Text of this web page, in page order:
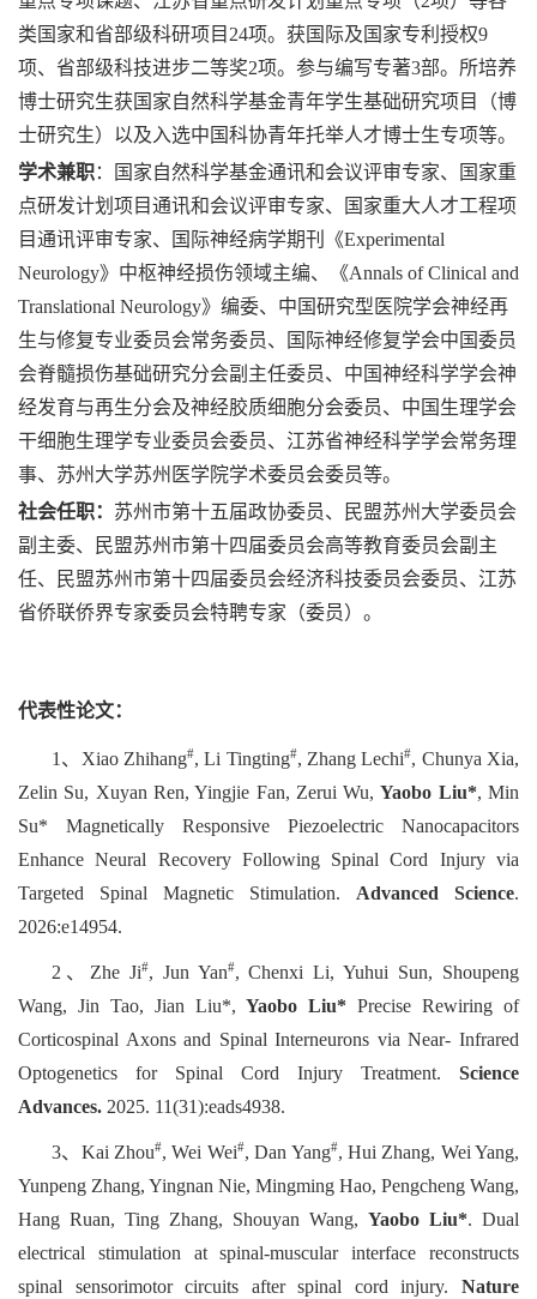
类国家和省部级科研项目24项。获国际及国家专利授权9
项、省部级科技进步二等奖2项。参与编写专著3部。所培养
博士研究生获国家自然科学基金青年学生基础研究项目（博
士研究生）以及入选中国科协青年托举人才博士生专项等。
学术兼职：国家自然科学基金通讯和会议评审专家、国家重
点研发计划项目通讯和会议评审专家、国家重大人才工程项
目通讯评审专家、国际神经病学期刊《Experimental
Neurology》中枢神经损伤领域主编、《Annals of Clinical and
Translational Neurology》编委、 中国研究型医院学会神经再
生与修复专业委员会常务委员、
国际神经修复学会中国委员
会脊髓损伤基础研究分会副主任委员、中国神经科学学会神
经发育与再生分会及神经胶质细胞分会委员、中国生理学会
干细胞生理学专业委员会委员、 江苏省神经科学学会常务理
事、苏州大学苏州医学院学术委员会委员等。
社会任职： 苏州市第十五届政协委员、民盟苏州大学委员会
副主委、民盟苏州市第十四届委员会高等教育委员会副主
任、民盟苏州市第十四届委员会经济科技委员会委员、江苏
省侨联侨界专家委员会特聘专家（委员）。
代表性论文：
1、Xiao Zhihang#, Li Tingting#, Zhang Lechi#, Chunya Xia,
Zelin Su, Xuyan Ren, Yingjie Fan, Zerui Wu,Yaobo Liu*, Min
Su* Magnetically Responsive Piezoelectric Nanocapacitors
Enhance Neural Recovery Following Spinal Cord Injury via
Targeted Spinal Magnetic Stimulation. Advanced Science.
2026:e14954.
2、Zhe Ji#, Jun Yan#, Chenxi Li, Yuhui Sun, Shoupeng
Wang, Jin Tao, Jian Liu*,Yaobo Liu* Precise Rewiring of
Corticospinal Axons and Spinal Interneurons via Near- Infrared
Optogenetics for Spinal Cord Injury Treatment. Science
Advances. 2025. 11(31):eads4938.
3、Kai Zhou#, Wei Wei#, Dan Yang#, Hui Zhang, Wei Yang,
Yunpeng Zhang, Yingnan Nie, Mingming Hao, Pengcheng Wang,
Hang Ruan, Ting Zhang, Shouyan Wang, Yaobo Liu*. Dual
electrical stimulation at spinal-muscular interface reconstructs
spinal sensorimotor circuits after spinal cord injury. Nature